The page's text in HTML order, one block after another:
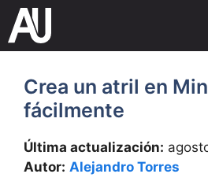
Saltar
contenido
Crea un atril en
fácilmente
Última actualización:
Autor: Alejandro Torres